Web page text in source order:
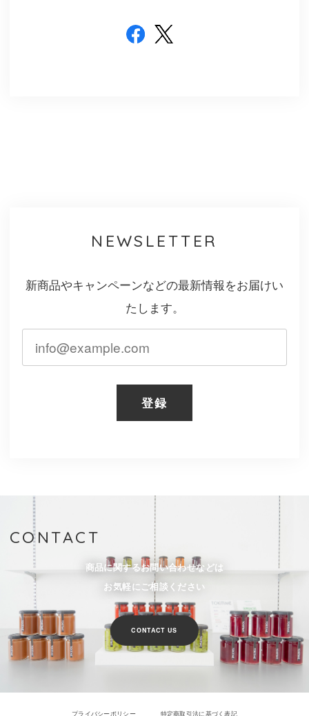
NEWSLETTER
新商品やキャンペーンなどの最新情報をお届けい
たします。
登録
CONTACT
商品に関するお問い合わせなどは
お気軽にご相談ください
CONTACT US
プライバシーポリシー 特定商取引法に基づく表記